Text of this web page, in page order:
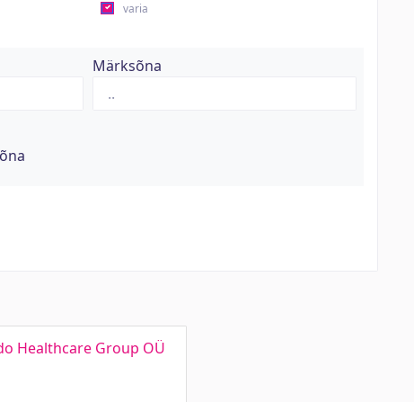
varia
Märksõna
Healthcare Group OÜ